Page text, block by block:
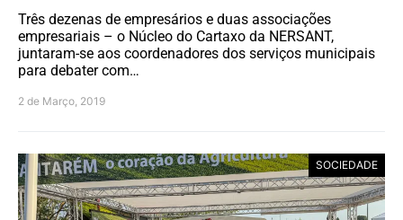
Três dezenas de empresários e duas associações
empresariais – o Núcleo do Cartaxo da NERSANT,
juntaram-se aos coordenadores dos serviços municipais
para debater com…
2 de Março, 2019
SOCIEDADE